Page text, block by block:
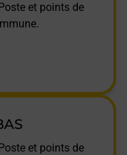
et points de
et points de